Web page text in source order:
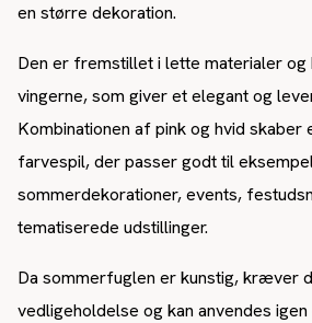
en større dekoration.
Den er fremstillet i lette materialer og
vingerne, som giver et elegant og
Kombinationen af pink og hvid
farvespil, der passer godt til
sommerdekorationer, events,
tematiserede udstillinger.
Da sommerfuglen er kunstig, kræver
vedligeholdelse og kan anvendes